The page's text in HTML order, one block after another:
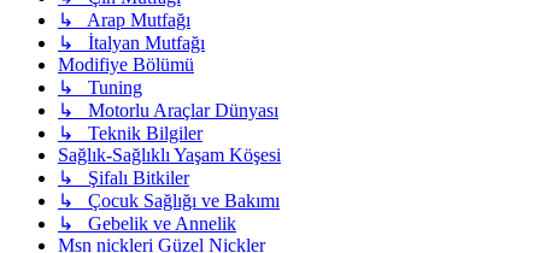
↳ Arap Mutfağı
↳ İtalyan Mutfağı
Modifiye Bölümü
↳ Tuning
↳ Motorlu Araçlar Dünyası
↳ Teknik Bilgiler
Sağlık-Sağlıklı Yaşam Köşesi
↳ Şifalı Bitkiler
↳ Çocuk Sağlığı ve Bakımı
↳ Gebelik ve Annelik
Msn nickleri Güzel Nickler